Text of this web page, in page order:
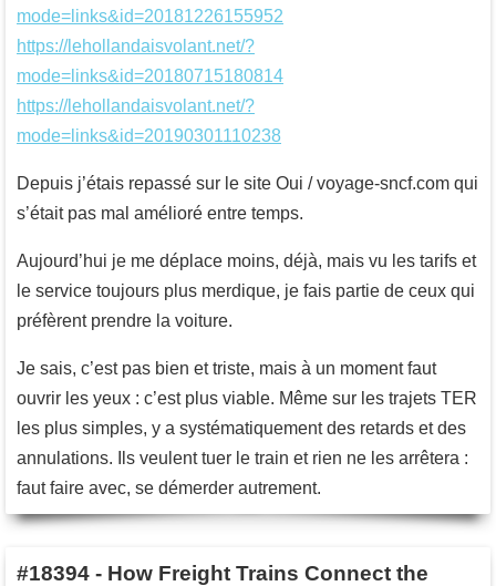
mode=links&id=20181226155952
https://lehollandaisvolant.net/?
mode=links&id=20180715180814
https://lehollandaisvolant.net/?
mode=links&id=20190301110238
Depuis j’étais repassé sur le site Oui / voyage-sncf.com qui
s’était pas mal amélioré entre temps.
Aujourd’hui je me déplace moins, déjà, mais vu les tarifs et
le service toujours plus merdique, je fais partie de ceux qui
préfèrent prendre la voiture.
Je sais, c’est pas bien et triste, mais à un moment faut
ouvrir les yeux : c’est plus viable. Même sur les trajets TER
les plus simples, y a systématiquement des retards et des
annulations. Ils veulent tuer le train et rien ne les arrêtera :
faut faire avec, se démerder autrement.
#18394 - How Freight Trains Connect the